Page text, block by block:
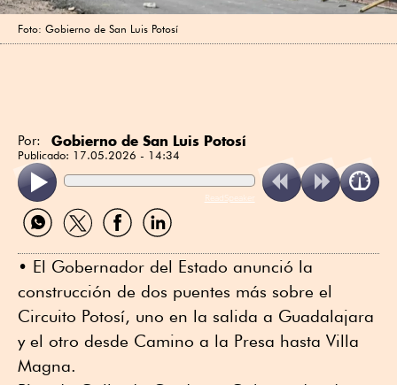
Foto: Gobierno de San Luis Potosí
Por: Gobierno de San Luis Potosí
Publicado: 17.05.2026 - 14:34
ReadSpeaker
Compartir
por
Compartir
por
Compartir
por
Compartir
por
• El Gobernador del Estado anunció la
construcción de dos puentes más sobre el
Circuito Potosí, uno en la salida a Guadalajara
y el otro desde Camino a la Presa hasta Villa
Magna.